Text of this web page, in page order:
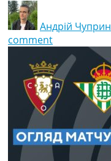
Андрій Чуприн
comment